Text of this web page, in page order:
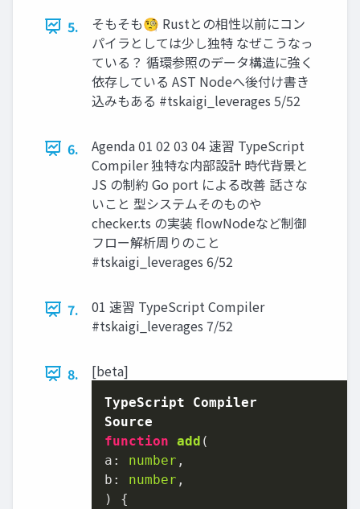
5.
そもそも🧐 Rustとの相性以前にコン
パイラとしては少し独特 なぜこうなっ
ている？ 循環参照のデータ構造に強く
依存している AST Nodeへ後付け書き
込みもある #tskaigi_leverages 5/52
6.
Agenda 01 02 03 04 速習 TypeScript
Compiler 独特な内部設計 時代背景と
JS の制約 Go port による改善 話さな
いこと 型システムそのものや
checker.ts の実装 flowNodeなど制御
フロー解析周りのこと
#tskaigi_leverages 6/52
7.
01 速習 TypeScript Compiler
#tskaigi_leverages 7/52
8. [beta]
TypeScript
Compiler
Source
function add (
a: number ,
b: number